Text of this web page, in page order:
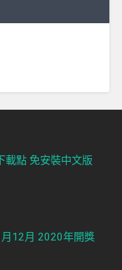
載點 免安裝中文版
12月 2020年開獎